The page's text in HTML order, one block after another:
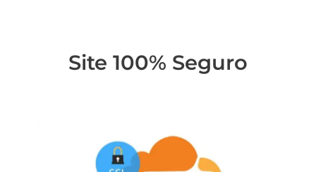
Site 100% Seguro